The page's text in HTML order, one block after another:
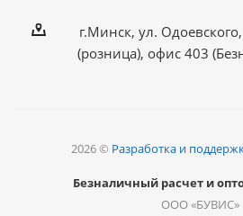
г.Минск, ул.
(розница), офис 403
2026 © Разработка и
Безналичный расчет и
ООО «БУВИС»